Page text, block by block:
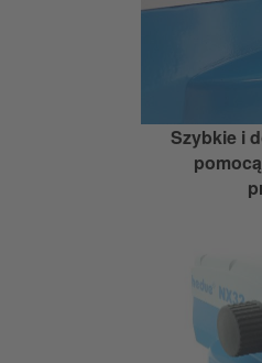
Szybkie i